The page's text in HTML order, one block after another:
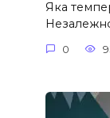
Яка
0